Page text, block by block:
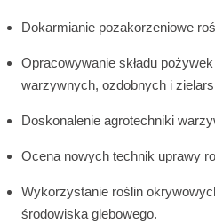
Dokarmianie pozakorzeniowe
Opracowywanie składu
warzywnych, ozdobnych i
Doskonalenie agrotechniki
Ocena nowych technik uprawy
Wykorzystanie roślin
środowiska glebowego.